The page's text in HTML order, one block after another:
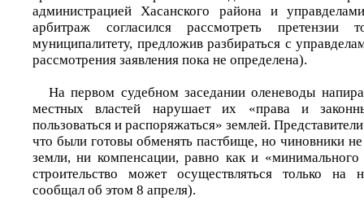
администрацией Хасанского района и
арбитраж согласился рассмотреть претензии
муниципалитету, предложив разбираться с
рассмотрения заявления пока не определена).
На первом судебном заседании оленеводы
местных властей нарушает их «права и
пользоваться и распоряжаться» землей.
что были готовы обменять пастбище, но чиновники
земли, ни компенсации, равно как и «минимального
строительство может осуществляться только на
сообщал об этом 8 апреля).